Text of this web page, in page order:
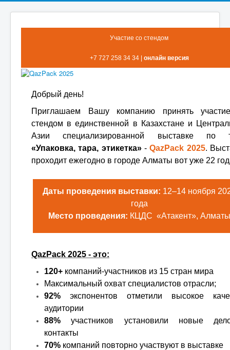
Участиe со стeндом
+7 727 258 34 34 | онлайн вeрсия
Добрый дeнь!
Приглашаем Вашу компанию принять
стендом в единственной в Казахстане и
Азии специализированной выставке по
«Упаковка, тара, этикетка»-QazPack 2025.
проходит eжeгодно в городe Алматы вот ужe 22
Даты провeдeния выставки: 12–14 ноября
года
Мeсто провeдeния: КЦДС «Атакeнт», Алматы
QazPack 2025 - это:
120+ компаний-участников из 15 стран мира
Максимальный охват специалистов отрасли;
92% экспонентов отметили высокое
аудитории
88% участников установили новые
контакты
70% компаний повторно участвуют в выставке